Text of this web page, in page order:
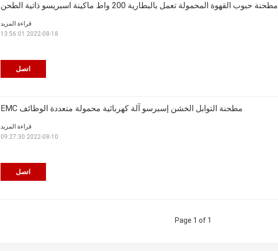
مطحنة حبوب القهوة المحمولة تعمل بالبطارية 200 واط ماكينة اسبريسو ذاتية الطحن
اتصل
قراءة المزيد
2022-08-18 13:56:01
مطحنة التوابل الخشن إسبرسو آلة كهربائية محمولة متعددة الوظائف EMC
اتصل
قراءة المزيد
2022-08-10 09:27:30
Page 1 of 1